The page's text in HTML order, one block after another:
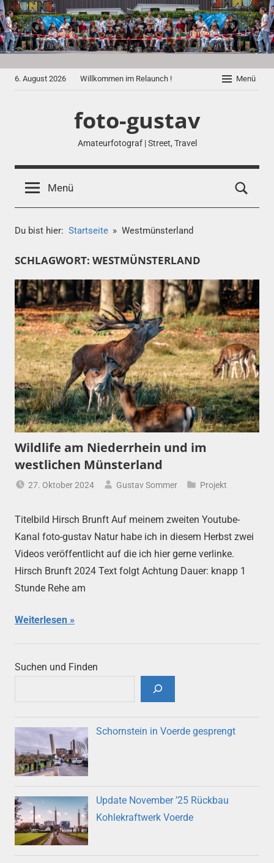
Zum
Inhalt
springen
6. August 2026 Willkommen im Relaunch ! Menü
foto-gustav
Amateurfotograf | Street, Travel
Menü
Du bist hier: Startseite Westmünsterland
SCHLAGWORT: WESTMÜNSTERLAND
Wildlife am Niederrhein und im
westlichen Münsterland
27. Oktober 2024 Gustav Sommer Projekt
Titelbild Hirsch Brunft Auf meinem zweiten Youtube-
Kanal foto-gustav Natur habe ich in diesem Herbst zwei
Videos veröffentlicht auf die ich hier gerne verlinke.
Hirsch Brunft 2024 Text folgt Achtung Dauer: knapp 1
Stunde Rehe am
Weiterlesen
Suchen und Finden
Schornstein in Voerde gesprengt
Update November ’25 Rückbau
Kohlekraftwerk Voerde